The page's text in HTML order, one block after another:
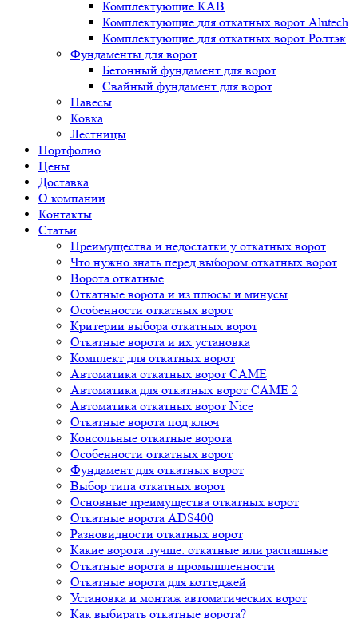
Комплектующие КАВ
Комплектующие для откатных ворот Alutech
Комплектующие для откатных ворот Ролтэк
Фундаменты для ворот
Бетонный фундамент для ворот
Свайный фундамент для ворот
Навесы
Ковка
Лестницы
Портфолио
Цены
Доставка
О компании
Контакты
Статьи
Преимущества и недостатки у откатных ворот
Что нужно знать перед выбором откатных ворот
Ворота откатные
Откатные ворота и из плюсы и минусы
Особенности откатных ворот
Критерии выбора откатных ворот
Откатные ворота и их установка
Комплект для откатных ворот
Автоматика откатных ворот CAME
Автоматика для откатных ворот CAME 2
Автоматика откатных ворот Nice
Откатные ворота под ключ
Консольные откатные ворота
Особенности откатных ворот
Фундамент для откатных ворот
Выбор типа откатных ворот
Основные преимущества откатных ворот
Откатные ворота ADS400
Разновидности откатных ворот
Какие ворота лучше: откатные или распашные
Откатные ворота в промышленности
Откатные ворота для коттеджей
Установка и монтаж автоматических ворот
Как выбирать откатные ворота?